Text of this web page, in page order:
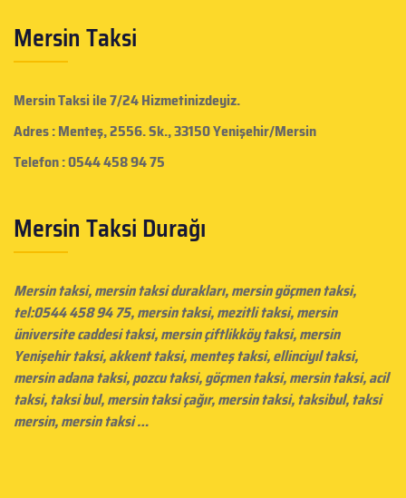
Mersin Taksi
Mersin Taksiile 7/24 Hizmetinizdeyiz.
Adres : Menteş, 2556. Sk., 33150 Yenişehir/Mersin
Telefon : 0544 458 94 75
Mersin Taksi Durağı
Mersin taksi, mersin taksi durakları,mersin göçmen taksi,
tel:0544 458 94 75, mersin taksi, mezitli taksi,mersin
üniversite caddesi taksi,mersin çiftlikköy taksi, mersin
Yenişehir taksi, akkent taksi, menteş taksi, ellinciyıl taksi,
mersin adana taksi, pozcu taksi, göçmen taksi,mersin taksi, acil
taksi, taksi bul, mersin taksi çağır,mersin taksi, taksibul, taksi
mersin, mersin taksi …